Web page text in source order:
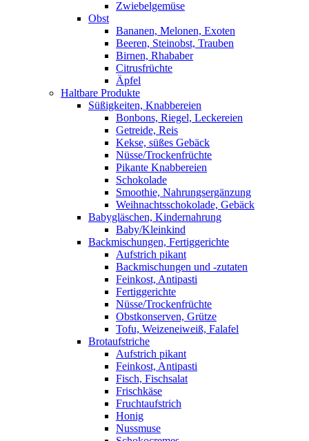
Zwiebelgemüse
Obst
Bananen, Melonen, Exoten
Beeren, Steinobst, Trauben
Birnen, Rhababer
Citrusfrüchte
Äpfel
Haltbare Produkte
Süßigkeiten, Knabbereien
Bonbons, Riegel, Leckereien
Getreide, Reis
Kekse, süßes Gebäck
Nüsse/Trockenfrüchte
Pikante Knabbereien
Schokolade
Smoothie, Nahrungsergänzung
Weihnachtsschokolade, Gebäck
Babygläschen, Kindernahrung
Baby/Kleinkind
Backmischungen, Fertiggerichte
Aufstrich pikant
Backmischungen und -zutaten
Feinkost, Antipasti
Fertiggerichte
Nüsse/Trockenfrüchte
Obstkonserven, Grütze
Tofu, Weizeneiweiß, Falafel
Brotaufstriche
Aufstrich pikant
Feinkost, Antipasti
Fisch, Fischsalat
Frischkäse
Fruchtaufstrich
Honig
Nussmuse